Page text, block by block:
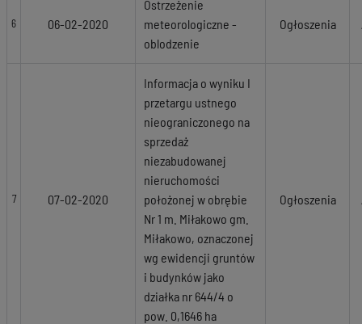
6 06-02-2020
Ostrzeżenie
meteorologiczne -
oblodzenie
Ogłoszenia
7 07-02-2020
Informacja o wyniku I
przetargu ustnego
nieograniczonego na
sprzedaż
niezabudowanej
nieruchomości
położonej w obrębie
Nr 1 m. Miłakowo gm.
Miłakowo, oznaczonej
wg ewidencji gruntów
i budynków jako
działka nr 644/4 o
pow. 0,1646 ha
Ogłoszenia